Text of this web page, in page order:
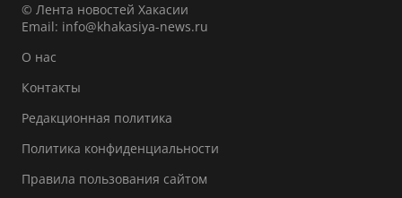
© Лента новостей Хакасии
Email: info@khakasiya-news.ru
О нас
Контакты
Редакционная политика
Политика конфиденциальности
Правила пользования сайтом